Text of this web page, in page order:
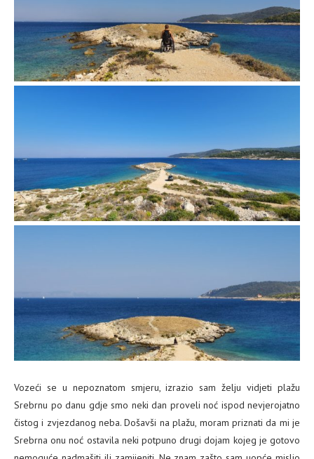
Vozeći se u nepoznatom smjeru, izrazio sam želju vidjeti plažu
Srebrnu po danu gdje smo neki dan proveli noć ispod nevjerojatno
čistog i zvjezdanog neba. Došavši na plažu, moram priznati da mi je
Srebrna onu noć ostavila neki potpuno drugi dojam kojeg je gotovo